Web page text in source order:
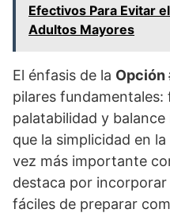
Efectivos Para Evitar
Adultos Mayores
El énfasis de la Opción
pilares
palatabilidad y
que la simplicidad en
vez más importante
destaca por
fáciles de preparar